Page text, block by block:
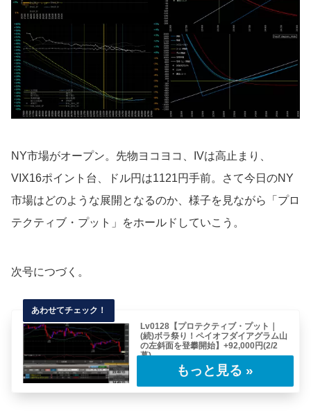
NY市場がオープン。先物ヨコヨコ、IVは高止まり、
VIX16ポイント台、ドル円は1121円手前。さて今日のNY
市場はどのような展開となるのか、様子を見ながら「プロ
テクティブ・プット」をホールドしていこう。
次号につづく。
Lv0128【プロテクティブ・プット｜
(続)ボラ祭り！ペイオフダイアグラム山
の左斜面を登攀開始】+92,000円(2/2
幕)
前号のつづき。2020.02.21(金)23:50 NY市場
午前NYオープンから先物急落……